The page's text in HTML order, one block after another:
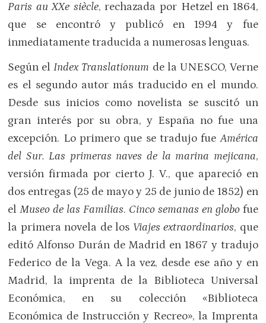
Paris au XXe siècle, rechazada por Hetzel en 1864,
que se encontró y publicó en 1994 y fue
inmediatamente traducida a numerosas lenguas.
Según elIndex Translationum de la UNESCO, Verne
es el segundo autor más traducido en el mundo.
Desde sus inicios como novelista se suscitó un
gran interés por su obra, y España no fue una
excepción. Lo primero que se tradujo fueAmérica
del Sur. Las primeras naves de la marina mejicana,
versión firmada por cierto J. V., que apareció en
dos entregas (25 de mayo y 25 de junio de 1852) en
elMuseo de las Familias. Cinco semanas en globo fue
la primera novela de los Viajes extraordinarios, que
editó Alfonso Durán de Madrid en 1867 y tradujo
Federico de la Vega. A la vez, desde ese año y en
Madrid, la imprenta de la Biblioteca Universal
Económica, en su colección «Biblioteca
Económica de Instrucción y Recreo», la Imprenta